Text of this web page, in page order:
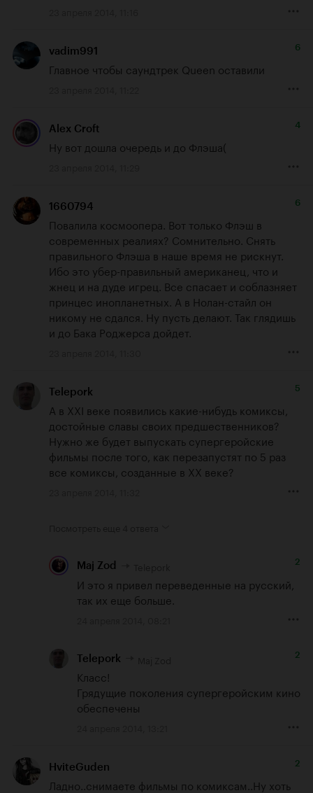
vadim991 6
Главное чтобы саундтрек Queen оставили
Alex Croft 4
Ну вот дошла очередь и до Флэша(
1660794 6
Повалила космоопера. Вот только Флэш в
современных реалиях? Сомнительно. Снять
правильного Флэша в наше время не рискнут.
Ибо это убер-правильный американец, что и
жнец и на дуде игрец. Все спасает и соблазняет
принцес инопланетных. А в Нолан-стайл он
никому не сдался. Ну пусть делают. Так глядишь
и до Бака Роджерса дойдет.
Telepork 5
А в XXI веке появились какие-нибудь комиксы,
достойные славы своих предшественников?
Нужно же будет выпускать супергеройские
фильмы после того, как перезапустят по 5 раз
все комиксы, созданные в XX веке?
Maj Zod 2
И это я привел переведенные на русский,
так их еще больше.
Telepork 2
Класс!
Грядущие поколения супергеройским кино
обеспечены
HviteGuden 2
Ладно..снимаете фильмы по комиксам..Ну хоть